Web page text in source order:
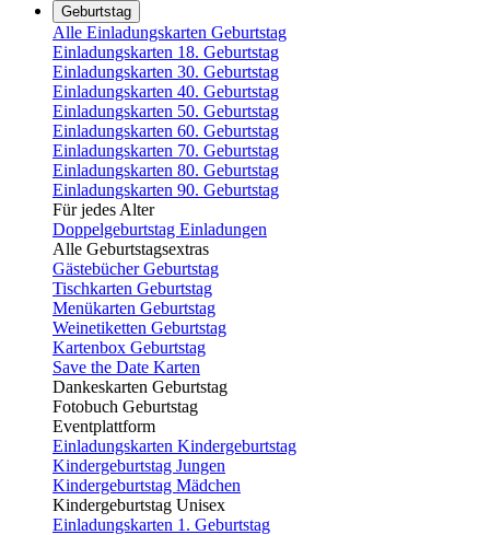
Geburtstag
Alle Einladungskarten Geburtstag
Einladungskarten 18. Geburtstag
Einladungskarten 30. Geburtstag
Einladungskarten 40. Geburtstag
Einladungskarten 50. Geburtstag
Einladungskarten 60. Geburtstag
Einladungskarten 70. Geburtstag
Einladungskarten 80. Geburtstag
Einladungskarten 90. Geburtstag
Für jedes Alter
Doppelgeburtstag Einladungen
Alle Geburtstagsextras
Gästebücher Geburtstag
Tischkarten Geburtstag
Menükarten Geburtstag
Weinetiketten Geburtstag
Kartenbox Geburtstag
Save the Date Karten
Dankeskarten Geburtstag
Fotobuch Geburtstag
Eventplattform
Einladungskarten Kindergeburtstag
Kindergeburtstag Jungen
Kindergeburtstag Mädchen
Kindergeburtstag Unisex
Einladungskarten 1. Geburtstag